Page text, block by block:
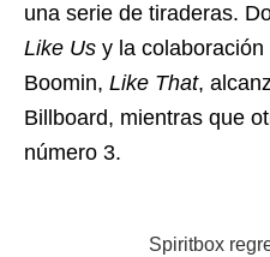
una serie de tiraderas.
Like Us y la
Boomin, Like That,
Billboard, mientras que
número 3.
Spiritbox